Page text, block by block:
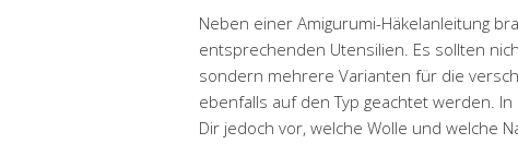
Neben einer Amigurumi-Häkelanleitung
entsprechenden Utensilien. Es sollten
sondern mehrere Varianten für die
ebenfalls auf den Typ geachtet werden.
Dir jedoch vor, welche Wolle und welche